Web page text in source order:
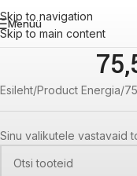
Skip to navigation
Skip to main content
Menüü
Esileht Product Energia
Sinu valikutele vastavaid